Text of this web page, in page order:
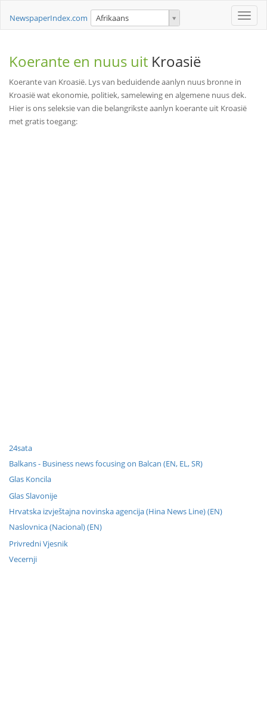
Toggle
NewspaperIndex.com Afrikaans
Koerante en nuus uit Kroasië
Koerante van Kroasië. Lys van beduidende aanlyn nuus bronne in
Kroasië wat ekonomie, politiek, samelewing en algemene nuus dek.
Hier is ons seleksie van die belangrikste aanlyn koerante uit Kroasië
met gratis toegang:
24sata
Balkans - Business news focusing on Balcan (EN, EL, SR)
Glas Koncila
Glas Slavonije
Hrvatska izvještajna novinska agencija (Hina News Line) (EN)
Naslovnica (Nacional) (EN)
Privredni Vjesnik
Vecernji